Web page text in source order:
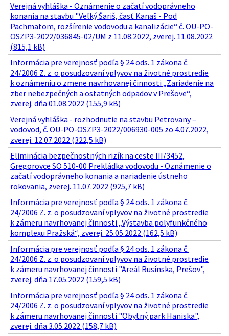
Verejná vyhláška - Oznámenie o začatí vodoprávneho
konania na stavbu "Veľký Šariš, časť Kanaš - Pod
Pachmatom, rozšírenie vodovodu a kanalizácie“ č. OU-PO-
OSZP3-2022/036845-02/UM z 11.08.2022, zverej. 11.08.2022
(815,1 kB)
Informácia pre verejnosť podľa § 24 ods. 1 zákona č.
24/2006 Z. z. o posudzovaní vplyvov na životné prostredie
k oznámeniu o zmene navrhovanej činnosti „Zariadenie na
zber nebezpečných a ostatných odpadov v Prešove“,
zverej. dňa 01.08.2022 (155,9 kB)
Verejná vyhláška - rozhodnutie na stavbu Petrovany –
vodovod, č. OU-PO-OSZP3-2022/006930-005 zo 4.07.2022,
zverej. 12.07.2022 (322,5 kB)
Eliminácia bezpečnostných rizík na ceste III/3452,
Gregorovce SO 510-00 Prekládka vodovodu - Oznámenie o
začatí vodoprávneho konania a nariadenie ústneho
rokovania, zverej. 11.07.2022 (925,7 kB)
Informácia pre verejnosť podľa § 24 ods. 1 zákona č.
24/2006 Z. z. o posudzovaní vplyvov na životné prostredie
k zámeru navrhovanej činnosti „Výstavba polyfunkčného
komplexu Pražská“, zverej. 25.05.2022 (162,5 kB)
Informácia pre verejnosť podľa § 24 ods. 1 zákona č.
24/2006 Z. z. o posudzovaní vplyvov na životné prostredie
k zámeru navrhovanej činnosti "Areál Rusínska, Prešov",
zverej. dňa 17.05.2022 (159,5 kB)
Informácia pre verejnosť podľa § 24 ods. 1 zákona č.
24/2006 Z. z. o posudzovaní vplyvov na životné prostredie
k zámeru navrhovanej činnosti "Obytný park Haniska",
zverej. dňa 3.05.2022 (158,7 kB)